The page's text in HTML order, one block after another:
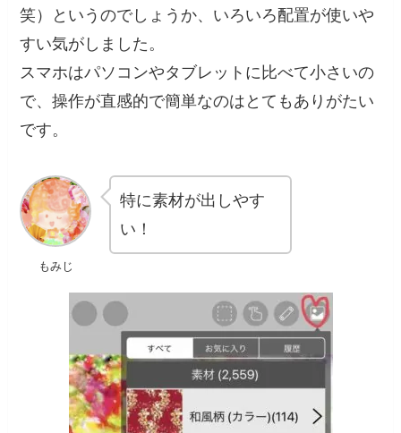
笑）というのでしょうか、いろいろ配置が使いや
すい気がしました。
スマホはパソコンやタブレットに比べて小さいの
で、操作が直感的で簡単なのはとてもありがたい
です。
もみじ
特に素材が出しやす
い！